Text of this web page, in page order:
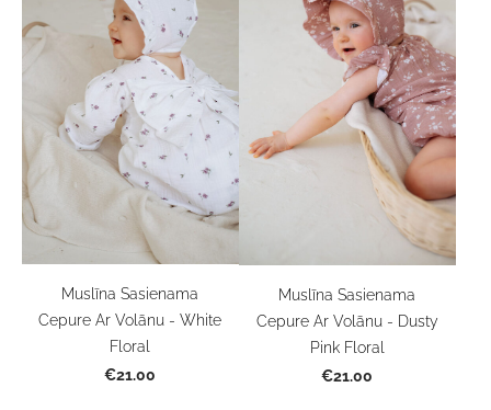
Muslīna Sasienama
Cepure Ar Volānu - White
Floral
€21.00
Muslīna Sasienama
Cepure Ar Volānu - Dusty
Pink Floral
€21.00